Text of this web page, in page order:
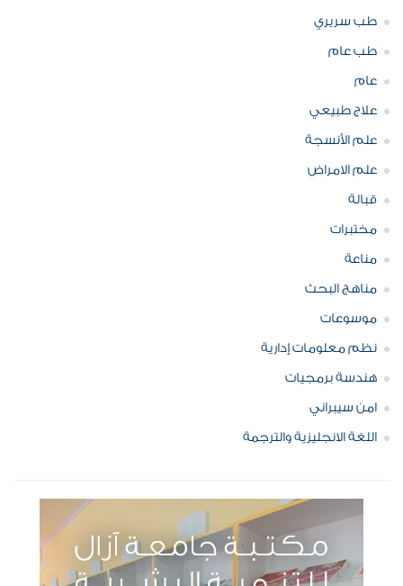
طب سريري
طب عام
عام
علاج طبيعي
علم الأنسجة
علم الامراض
قبالة
مختبرات
مناعة
مناهج البحث
موسوعات
نظم معلومات إدارية
هندسة برمجيات
امن سيبراني
اللغة الانجليزية والترجمة